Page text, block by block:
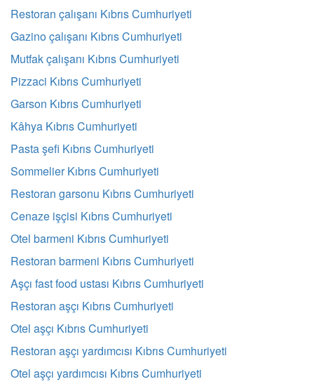
Restoran çalışanı Kıbrıs Cumhuriyeti
Gazino çalışanı Kıbrıs Cumhuriyeti
Mutfak çalışanı Kıbrıs Cumhuriyeti
Pizzaci Kıbrıs Cumhuriyeti
Garson Kıbrıs Cumhuriyeti
Kâhya Kıbrıs Cumhuriyeti
Pasta şefi Kıbrıs Cumhuriyeti
Sommelier Kıbrıs Cumhuriyeti
Restoran garsonu Kıbrıs Cumhuriyeti
Cenaze işçisi Kıbrıs Cumhuriyeti
Otel barmeni Kıbrıs Cumhuriyeti
Restoran barmeni Kıbrıs Cumhuriyeti
Aşçı fast food ustası Kıbrıs Cumhuriyeti
Restoran aşçı Kıbrıs Cumhuriyeti
Otel aşçı Kıbrıs Cumhuriyeti
Restoran aşçı yardımcısı Kıbrıs Cumhuriyeti
Otel aşçı yardımcısı Kıbrıs Cumhuriyeti